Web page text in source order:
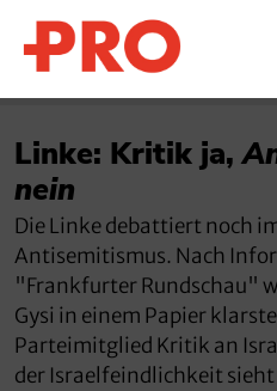
Linke: Kritik ja,
nein
Die Linke debattiert noch
Antisemitismus. Nach
"Frankfurter Rundschau"
Gysi in einem Papier
Parteimitglied Kritik an
der Israelfeindlichkeit sieht